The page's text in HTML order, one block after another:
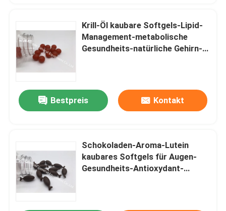
Krill-Öl kaubare Softgels-Lipid-
Management-metabolische
Gesundheits-natürliche Gehirn-
Bestpreis Kontakt
Schokoladen-Aroma-Lutein
kaubares Softgels für Augen-
Gesundheits-Antioxydant-